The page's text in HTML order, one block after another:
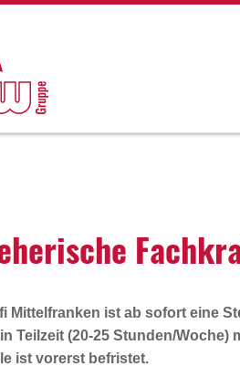
Mittelfranken ist ab sofort eine
in Teilzeit (20-25 Stunden/Woche)
ist vorerst befristet.